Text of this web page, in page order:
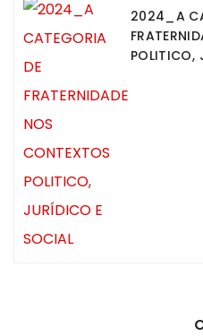
2024_A
POLITICO,